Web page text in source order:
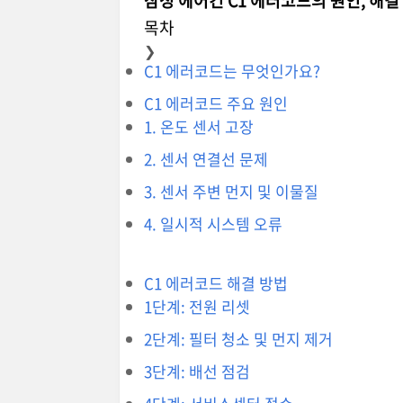
목차
❯
C1 에러코드는 무엇인가요?
C1 에러코드 주요 원인
1. 온도 센서 고장
2. 센서 연결선 문제
3. 센서 주변 먼지 및 이물질
4. 일시적 시스템 오류
C1 에러코드 해결 방법
1단계: 전원 리셋
2단계: 필터 청소 및 먼지 제거
3단계: 배선 점검